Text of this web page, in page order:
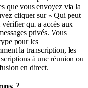
que vous envoyez via la
cliquer sur « Qui peut
vérifier qui a accès aux
privés. Vous
pour les
la transcription, les
à une réunion ou
en direct.